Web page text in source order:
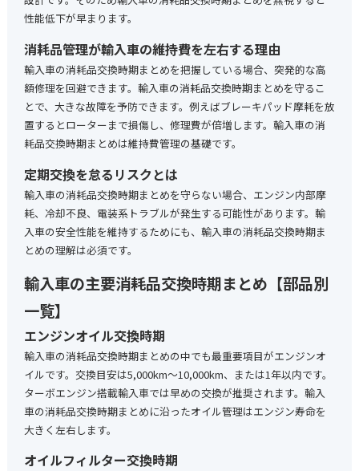
性能低下が早まります。
消耗品管理が輸入車の維持費を左右する理由
輸入車の消耗品交換時期まとめを把握している場合、突発的な高
額修理を回避できます。輸入車の消耗品交換時期まとめを守るこ
とで、大きな故障を予防できます。例えばブレーキパッド摩耗を放
置するとローターまで損傷し、修理費が倍増します。輸入車の消
耗品交換時期まとめは維持費管理の基礎です。
定期交換を怠るリスクとは
輸入車の消耗品交換時期まとめを守らない場合、エンジン内部摩
耗、冷却不良、電装系トラブルが発生する可能性があります。輸
入車の安全性能を維持するためにも、輸入車の消耗品交換時期ま
とめの理解は必須です。
輸入車の主要消耗品交換時期まとめ【部品別
一覧】
エンジンオイル交換時期
輸入車の消耗品交換時期まとめの中でも最重要項目がエンジンオ
イルです。交換目安は5,000km〜10,000km、または1年以内です。
ターボエンジン搭載輸入車では早めの交換が推奨されます。輸入
車の消耗品交換時期まとめに沿ったオイル管理はエンジン寿命を
大きく左右します。
オイルフィルター交換時期